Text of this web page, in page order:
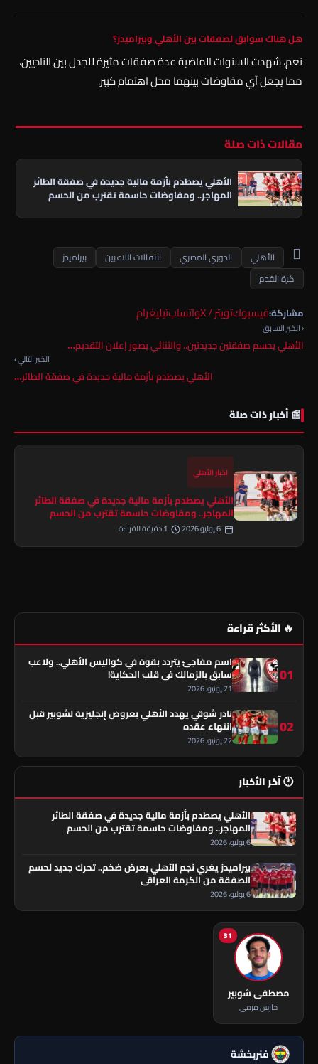
هل هناك سوابق لصفقات بين الأهلي وبيراميدز؟
نعم، شهدت السنوات الماضية عدة صفقات مثيرة للجدل بين الناديين،
مما يجعل أي مفاوضات بينهما محل اهتمام كبير.
مقالات ذات صلة
الأهلي يصطدم بأزمة مالية جديدة في صفقة الطائر
المهاجر.. ومفاوضات حاسمة تقترب من الحسم
الأهلي الدوري المصري انتقالات اللاعبين
بيراميدز
كرة القدم
مشاركة:فيسبوكتويتر / X واتسابتيليغرام
‹ الخبر السابق
الأهلي يحسم صفقتين جديدتين.. والثنائي يصور إعلان التقديم…
الخبر التالي ›
الأهلي يصطدم بأزمة مالية جديدة في صفقة الطائر…
📰 أخبار ذات صلة
اخبار الأهلي
الأهلي يصطدم بأزمة مالية جديدة في صفقة الطائر
المهاجر.. ومفاوضات حاسمة تقترب من الحسم
🔥 الأكثر قراءة
01
اسم مفاجئ يتردد بقوة في كواليس الأهلي.. ولاعب
سابق بالزمالك في قلب الحكاية!
21 يونيو، 2026
02
نادر شوقي يهدد الأهلي بعروض إنجليزية لشوبير قبل
انتهاء عقده
22 يونيو، 2026
🕐 آخر الأخبار
الأهلي يصطدم بأزمة مالية جديدة في صفقة الطائر
المهاجر.. ومفاوضات حاسمة تقترب من الحسم
6 يوليو، 2026
بيراميدز يغري نجم الأهلي بعرض ضخم.. تحرك جديد لحسم
الصفقة من الكرمة العراقي
6 يوليو، 2026
31
مصطفى شوبير
حارس مرمى
فنربخشة